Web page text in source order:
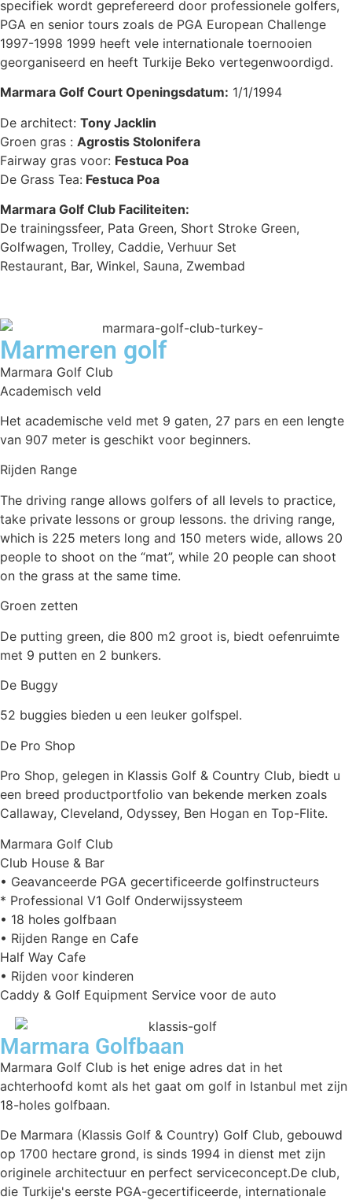
specifiek wordt geprefereerd door professionele golfers,
PGA en senior tours zoals de PGA European Challenge
1997-1998 1999 heeft vele internationale toernooien
georganiseerd en heeft Turkije Beko vertegenwoordigd.
Marmara Golf Court Openingsdatum: 1/1/1994
De architect: Tony Jacklin
Groen gras : Agrostis Stolonifera
Fairway gras voor: Festuca Poa
De Grass Tea: Festuca Poa
Marmara Golf Club Faciliteiten:
De trainingssfeer, Pata Green, Short Stroke Green,
Golfwagen, Trolley, Caddie, Verhuur Set
Restaurant, Bar, Winkel, Sauna, Zwembad
Marmeren golf
Marmara Golf Club
Academisch veld
Het academische veld met 9 gaten, 27 pars en een lengte
van 907 meter is geschikt voor beginners.
Rijden Range
The driving range allows golfers of all levels to practice,
take private lessons or group lessons. the driving range,
which is 225 meters long and 150 meters wide, allows 20
people to shoot on the “mat”, while 20 people can shoot
on the grass at the same time.
Groen zetten
De putting green, die 800 m2 groot is, biedt oefenruimte
met 9 putten en 2 bunkers.
De Buggy
52 buggies bieden u een leuker golfspel.
De Pro Shop
Pro Shop, gelegen in Klassis Golf & Country Club, biedt u
een breed productportfolio van bekende merken zoals
Callaway, Cleveland, Odyssey, Ben Hogan en Top-Flite.
Marmara Golf Club
Club House & Bar
• Geavanceerde PGA gecertificeerde golfinstructeurs
* Professional V1 Golf Onderwijssysteem
• 18 holes golfbaan
• Rijden Range en Cafe
Half Way Cafe
• Rijden voor kinderen
Caddy & Golf Equipment Service voor de auto
Marmara Golfbaan
Marmara Golf Club is het enige adres dat in het
achterhoofd komt als het gaat om golf in Istanbul met zijn
18-holes golfbaan.
De Marmara (Klassis Golf & Country) Golf Club, gebouwd
op 1700 hectare grond, is sinds 1994 in dienst met zijn
originele architectuur en perfect serviceconcept.De club,
die Turkije's eerste PGA-gecertificeerde, internationale